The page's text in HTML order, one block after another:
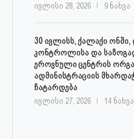
ივლისი 28, 2026 9 ნახვა
30 ივლისს, ქალაქი ონში,
კონტროლისა და
ეროვნული ცენტრის
ადმინისტრაციის
ჩატარდება
ივლისი 27, 2026 14 ნახვა